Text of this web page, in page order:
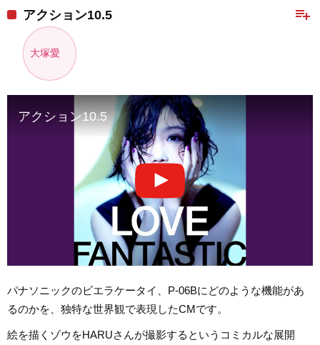
playlist_add
アクション10.5
大塚愛
アクション10.5
パナソニックのビエラケータイ、P-06Bにどのような機能があ
るのかを、独特な世界観で表現したCMです。
絵を描くゾウをHARUさんが撮影するというコミカルな展開